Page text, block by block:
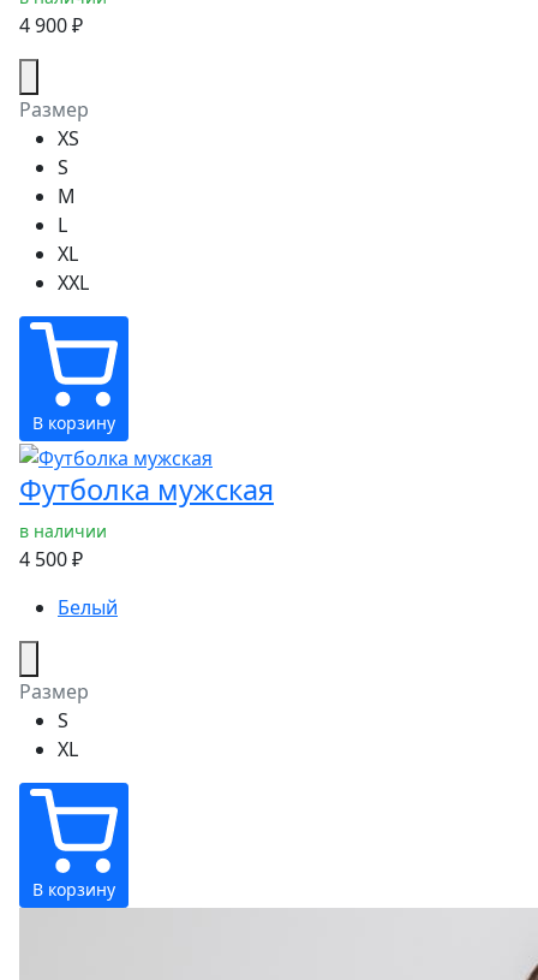
4 900 ₽
Размер
XS
S
M
L
XL
XXL
В корзину
Футболка мужская
в наличии
4 500 ₽
Белый
Размер
S
XL
В корзину